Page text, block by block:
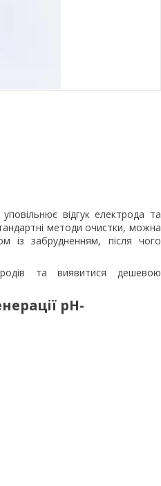
відгук електрода та
методи очистки, можна
із забрудненням, після чого
та виявитися дешевою
pH-